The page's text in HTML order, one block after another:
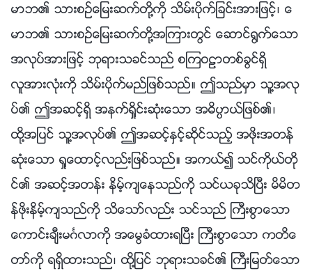
မာဘ၏ သားစဥ္ေျမးဆက္တို႔ကို သိမ္းပိုက္ျခင္းအားျဖင့္၊ ေ
မာဘ၏ သားစဥ္ေျမးဆက္တို႔အၾကားတြင္ ေဆာင္႐ြက္ေသာ
အလုပ္အားျဖင့္ ဘုရားသခင္သည္ စၾကဝဠာတစ္ခြင္ရွိ
လူအားလုံးကို သိမ္းပိုက္မည္ျဖစ္သည္။ ဤသည္မွာ သူ႔အလု
ပ္၏ ဤအဆင့္ရွိ အနက္ရႈိင္းဆုံးေသာ အဓိပၸာယ္ျဖစ္၏၊
ထို႔အျပင္ သူ႔အလုပ္၏ ဤအဆင့္ႏွင့္ဆိုင္သည့္ အဖိုးအတန္
ဆုံးေသာ ရႈေထာင့္လည္းျဖစ္သည္။ အကယ္၍ သင္ကိုယ္တို
င္၏ အဆင့္အတန္း နိမ့္က်ေနသည္ကို သင္ယခုသိၿပီး မိမိတ
န္ဖိုးနိမ့္က်သည္ကို သိေသာ္လည္း သင္သည္ ႀကီးစြာေသာ
ေကာင္းခ်ီးမဂၤလာကို အေမြခံထားရၿပီး ႀကီးစြာေသာ ကတိေ
တာ္ကို ရရွိထားသည္၊ ထို႔ျပင္ ဘုရားသခင္၏ ႀကီးျမတ္ေသာ